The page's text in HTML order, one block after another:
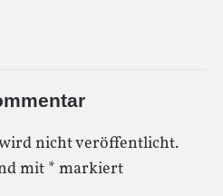
nicht veröffentlicht.
mit * markiert